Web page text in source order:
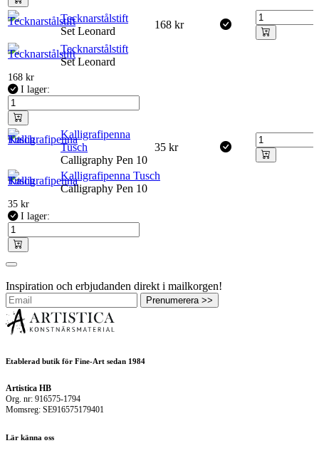
Tecknarstålstift
Set Leonard
168 kr
Tecknarstålstift
Set Leonard
168 kr
I lager:
Kalligrafipenna
Tusch
Calligraphy Pen 10
35 kr
Kalligrafipenna Tusch
Calligraphy Pen 10
35 kr
I lager:
Inspiration och erbjudanden direkt i mailkorgen!
Prenumerera >>
Etablerad butik för Fine-Art sedan 1984
Artistica HB
Org. nr: 916575-1794
Momsreg: SE916575179401
Lär känna oss